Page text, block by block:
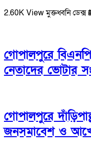
2.60K Viewমুক্তধ্বনি ডেক্স
গোপালপুরে
নেতাদের ভোটার
গোপালপুরে
জনসমাবেশ ও